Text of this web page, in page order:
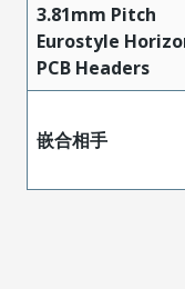
3.81mm Pitch
Eurostyle
PCB Headers
嵌合相手